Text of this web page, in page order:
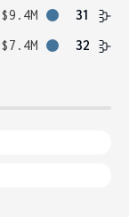
$9.4M
31
$7.4M 32